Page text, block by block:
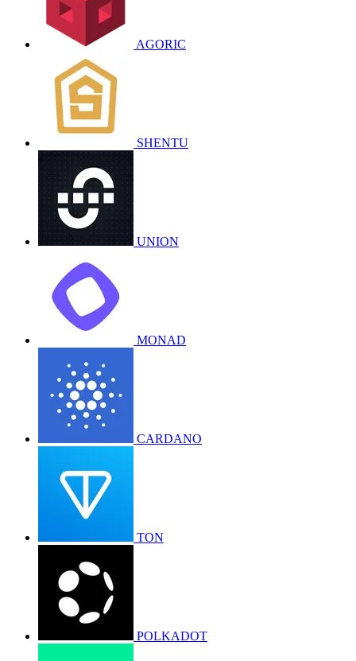
AGORIC
SHENTU
UNION
MONAD
CARDANO
TON
POLKADOT